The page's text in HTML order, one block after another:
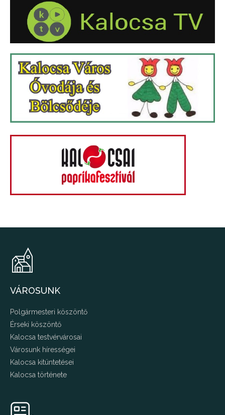
VÁROSUNK
Polgármesteri köszöntő
Érseki köszöntő
Kalocsa testvérvárosai
Városunk hírességei
Kalocsa kitüntetései
Kalocsa története